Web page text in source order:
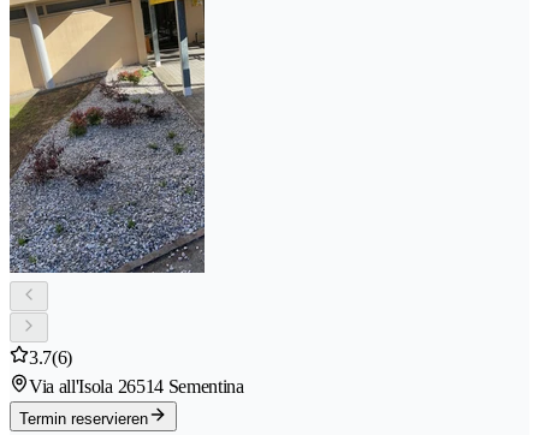
3.7(6)
Via all'Isola 26514 Sementina
Termin reservieren